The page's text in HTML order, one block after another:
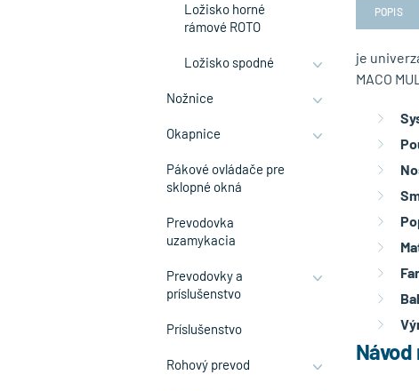
POPIS
je
MACO
Návod
Ložisko horné
rámové ROTO
Ložisko spodné
Nožnice
Okapnice
Pákové ovládače pre
sklopné okná
Prevodovka
uzamykacia
Prevodovky a
príslušenstvo
Príslušenstvo
Rohový prevod